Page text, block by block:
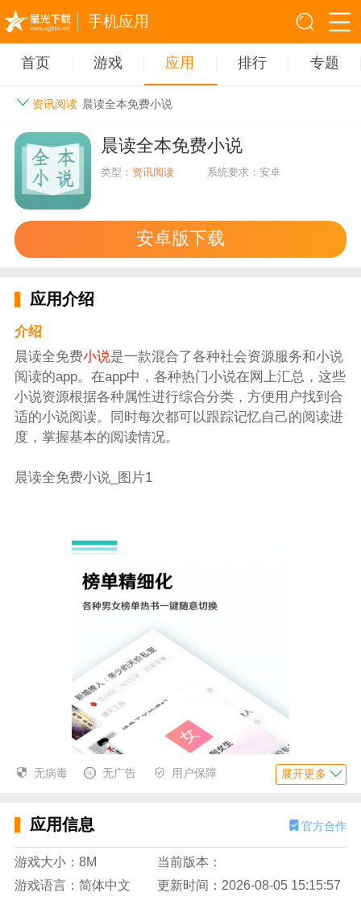
手机应用
首页 游戏 应用 排行 专题
资讯阅读 晨读全本免费小说
晨读全本免费小说
类型： 资讯阅读 系统要求：安卓
安卓版下载
应用介绍
介绍
晨读全免费小说是一款混合了各种社会资源服务和小说
阅读的app。在app中，各种热门小说在网上汇总，这些
小说资源根据各种属性进行综合分类，方便用户找到合
适的小说阅读。同时每次都可以跟踪记忆自己的阅读进
度，掌握基本的阅读情况。
晨读全免费小说_图片1
无病毒 无广告 用户保障 展开更多
应用信息 官方合作
游戏大小：8M
当前版本：
游戏语言：简体中文
更新时间：2026-08-05 15:15:57